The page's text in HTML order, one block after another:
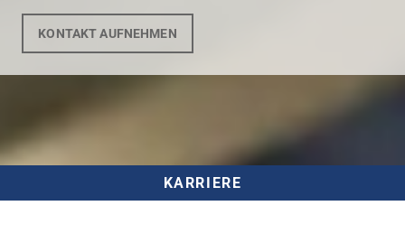
KONTAKT AUFNEHMEN
KARRIERE